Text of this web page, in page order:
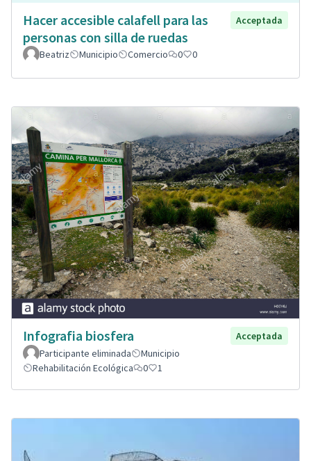
Hacer accesible calafell para las
personas con silla de ruedas
Acceptada
Beatriz Municipio Comercio 0 0
Infografia biosfera
Acceptada
Participante eliminada
Municipio
Rehabilitación Ecológica
0 1